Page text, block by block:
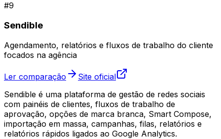
#9
Sendible
Agendamento, relatórios e fluxos de trabalho do cliente
focados na agência
Ler comparação
Site oficial
Sendible é uma plataforma de gestão de redes sociais
com painéis de clientes, fluxos de trabalho de
aprovação, opções de marca branca, Smart Compose,
importação em massa, campanhas, filas, relatórios e
relatórios rápidos ligados ao Google Analytics.